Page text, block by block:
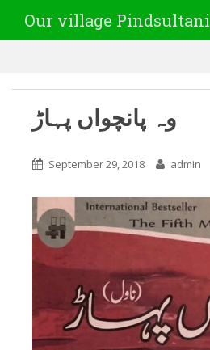
Our village Pindsultani
وہ پانچواں پہاڑ
September 29, 2018 admin